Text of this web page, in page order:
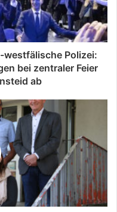
westfälische Polizei:
bei zentraler Feier
ab